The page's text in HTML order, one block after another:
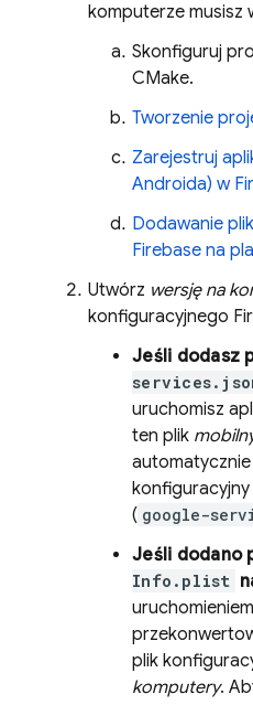
komputerze musisz
Skonfiguruj
CMake.
Tworzenie
Zarejestruj
Androida) w
Dodawanie
Firebase na
Utwórz wersję na
konfiguracyjnego
Jeśli dodasz
uruchomisz
ten plik
konfiguracyjny
( google-
Jeśli dodano
Info.plist
plik
komputery.